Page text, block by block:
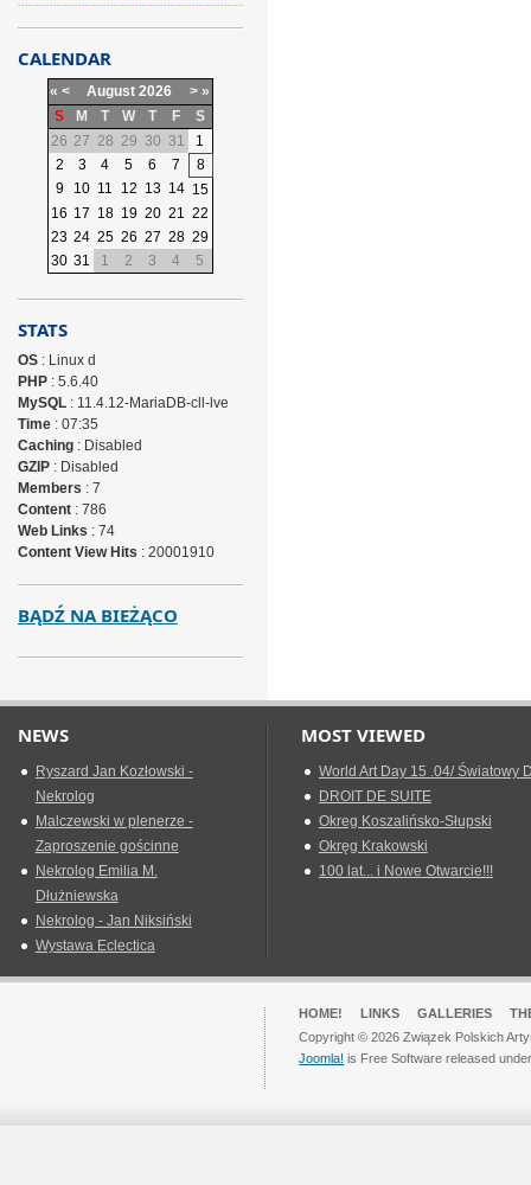
CALENDAR
« < August 2026 > »
S
M T W T F
S
26 27 28 29 30 31
1
2
3 4 5 6 7
8
9
10 11 12 13 14 15
16 17 18 19 20 21 22
23 24 25 26 27 28 29
30 31 1 2 3 4 5
STATS
OS: Linux d
PHP: 5.6.40
MySQL: 11.4.12-MariaDB-cll-lve
Time: 07:35
Caching: Disabled
GZIP: Disabled
Members : 7
Content: 786
Web Links : 74
Content View Hits : 20001910
BĄDŹ NA BIEŻĄCO
NEWS
Ryszard Jan Kozłowski -
Nekrolog
Malczewski w plenerze -
Zaproszenie gościnne
Nekrolog Emilia M.
Dłużniewska
Nekrolog - Jan Niksiński
Wystawa Eclectica
MOST VIEWED
World Art Day 15 .04/ Światowy
DROIT DE SUITE
Okreg Koszalińsko-Słupski
Okręg Krakowski
100 lat... i Nowe Otwarcie!!!
HOME! LINKS GALLERIES
Copyright © 2026 Związek Polskich
Joomla! is Free Software released